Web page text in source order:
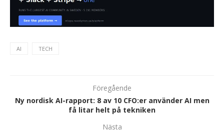
AI TECH
Föregående
Ny nordisk AI-rapport: 8 av 10 CFO:er använder AI men
få litar helt på tekniken
Nästa